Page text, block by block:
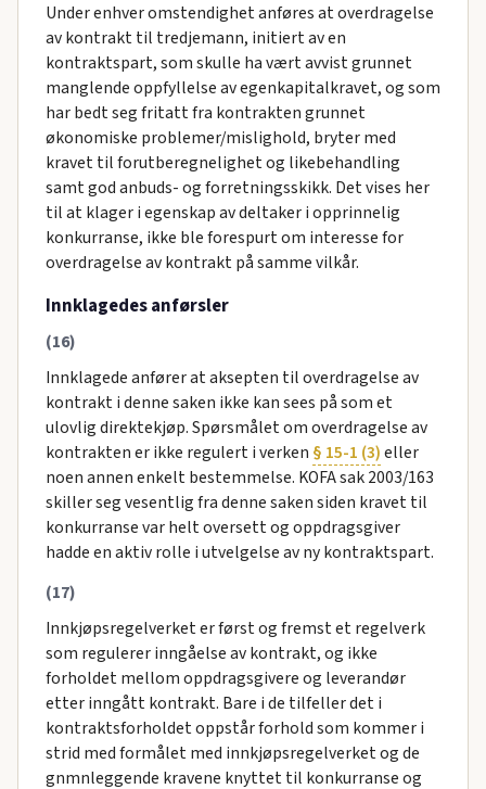
Under enhver omstendighet anføres at overdragelse
av kontrakt til tredjemann, initiert av en
kontraktspart, som skulle ha vært avvist grunnet
manglende oppfyllelse av egenkapitalkravet, og som
har bedt seg fritatt fra kontrakten grunnet
økonomiske problemer/mislighold, bryter med
kravet til forutberegnelighet og likebehandling
samt god anbuds- og forretningsskikk. Det vises her
til at klager i egenskap av deltaker i opprinnelig
konkurranse, ikke ble forespurt om interesse for
overdragelse av kontrakt på samme vilkår.
Innklagedes anførsler
(16)
Innklagede anfører at aksepten til overdragelse av
kontrakt i denne saken ikke kan sees på som et
ulovlig direktekjøp. Spørsmålet om overdragelse av
kontrakten er ikke regulert i verken § 15-1 (3)eller
noen annen enkelt bestemmelse. KOFA sak 2003/163
skiller seg vesentlig fra denne saken siden kravet til
konkurranse var helt oversett og oppdragsgiver
hadde en aktiv rolle i utvelgelse av ny kontraktspart.
(17)
Innkjøpsregelverket er først og fremst et regelverk
som regulerer inngåelse av kontrakt, og ikke
forholdet mellom oppdragsgivere og leverandør
etter inngått kontrakt. Bare i de tilfeller det i
kontraktsforholdet oppstår forhold som kommer i
strid med formålet med innkjøpsregelverket og de
gnmnleggende kravene knyttet til konkurranse og